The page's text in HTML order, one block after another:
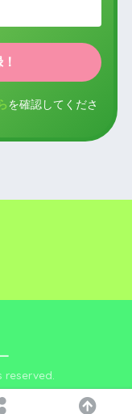
を確認してくださ
reserved.